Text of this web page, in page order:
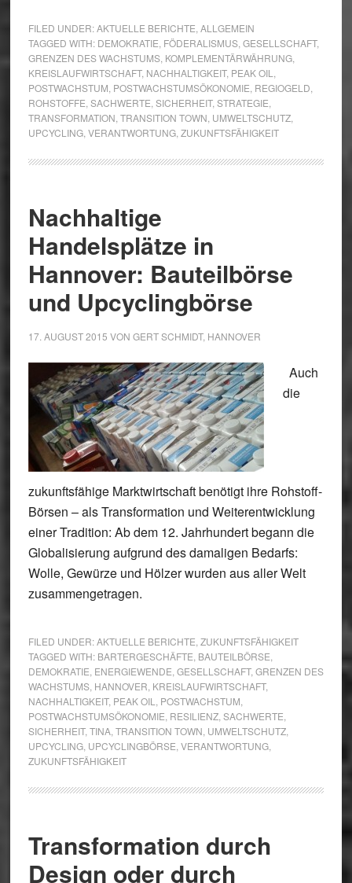
FILED UNDER:AKTUELLE BERICHTE ALLGEMEIN
TAGGED WITH: DEMOKRATIE FÖDERALISMUS, GESELLSCHAFT,
GRENZEN DES WACHSTUMS, KOMPLEMENTÄRWÄHRUNG,
KREISLAUFWIRTSCHAFT, NACHHALTIGKEIT, PEAK OIL
POSTWACHSTUM POSTWACHSTUMSÖKONOMIE REGIOGELD
ROHSTOFFE SACHWERTE SICHERHEIT, STRATEGIE
TRANSFORMATION TRANSITION TOWN UMWELTSCHUTZ,
UPCYCLING, VERANTWORTUNG, ZUKUNFTSFÄHIGKEIT
Nachhaltige
Handelsplätze in
Hannover: Bauteilbörse
und Upcyclingbörse
17. AUGUST 2015 VON GERT SCHMIDT, HANNOVER
Auch
die
zukunftsfähige Marktwirtschaft benötigt ihre Rohstoff-
Börsen – als Transformation und Weiterentwicklung
einer Tradition: Ab dem 12. Jahrhundert begann die
Globalisierung aufgrund des damaligen Bedarfs:
Wolle, Gewürze und Hölzer wurden aus aller Welt
zusammengetragen.
FILED UNDER:AKTUELLE BERICHTE ZUKUNFTSFÄHIGKEIT
TAGGED WITH: BARTERGESCHÄFTE BAUTEILBÖRSE
DEMOKRATIE ENERGIEWENDE GESELLSCHAFT, GRENZEN DES
WACHSTUMS, HANNOVER KREISLAUFWIRTSCHAFT,
NACHHALTIGKEIT, PEAK OIL POSTWACHSTUM
POSTWACHSTUMSÖKONOMIE RESILIENZ, SACHWERTE
SICHERHEIT, TINA, TRANSITION TOWN UMWELTSCHUTZ,
UPCYCLING, UPCYCLINGBÖRSE VERANTWORTUNG,
ZUKUNFTSFÄHIGKEIT
Transformation durch
Design oder durch